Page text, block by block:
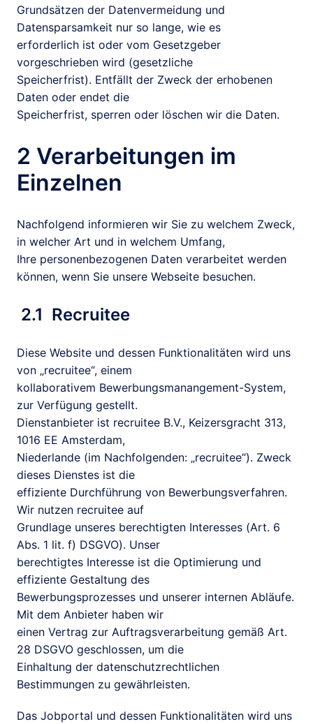
Grundsätzen der Datenvermeidung und
Datensparsamkeit nur so lange, wie es
erforderlich ist oder vom Gesetzgeber
vorgeschrieben wird (gesetzliche
Speicherfrist). Entfällt der Zweck der erhobenen
Daten oder endet die
Speicherfrist, sperren oder löschen wir die Daten.
2 Verarbeitungen im
Einzelnen
Nachfolgend informieren wir Sie zu welchem Zweck,
in welcher Art und in welchem Umfang,
Ihre personenbezogenen Daten verarbeitet werden
können, wenn Sie unsere Webseite besuchen.
2.1  Recruitee
Diese Website und dessen Funktionalitäten wird uns
von „recruitee“, einem
kollaborativem Bewerbungsmanangement-System,
zur Verfügung gestellt.
Dienstanbieter ist recruitee B.V., Keizersgracht 313,
1016 EE Amsterdam,
Niederlande (im Nachfolgenden: „recruitee“). Zweck
dieses Dienstes ist die
effiziente Durchführung von Bewerbungsverfahren.
Wir nutzen recruitee auf
Grundlage unseres berechtigten Interesses (Art. 6
Abs. 1 lit. f) DSGVO). Unser
berechtigtes Interesse ist die Optimierung und
effiziente Gestaltung des
Bewerbungsprozesses und unserer internen Abläufe.
Mit dem Anbieter haben wir
einen Vertrag zur Auftragsverarbeitung gemäß Art.
28 DSGVO geschlossen, um die
Einhaltung der datenschutzrechtlichen
Bestimmungen zu gewährleisten.
Das Jobportal und dessen Funktionalitäten wird uns